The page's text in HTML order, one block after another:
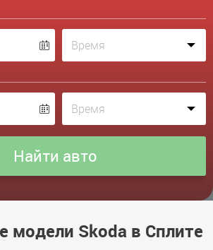
модели Skoda в Сплите